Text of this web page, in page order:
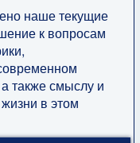
наше текущие
к вопросам
также смыслу и
в этом